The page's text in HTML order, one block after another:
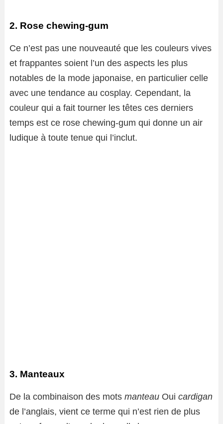
2. Rose chewing-gum
Ce n’est pas une nouveauté que les couleurs vives
et frappantes soient l’un des aspects les plus
notables de la mode japonaise, en particulier celle
avec une tendance au cosplay. Cependant, la
couleur qui a fait tourner les têtes ces derniers
temps est ce rose chewing-gum qui donne un air
ludique à toute tenue qui l’inclut.
3. Manteaux
De la combinaison des mots manteau Oui cardigan
de l’anglais, vient ce terme qui n’est rien de plus